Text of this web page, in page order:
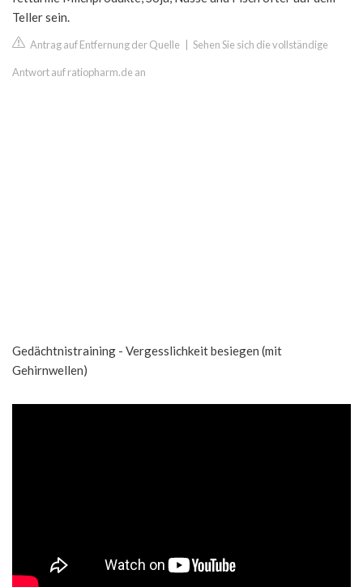
Teller sein.
Antrag auf Entfernung der Quelle Sehen Sie sich die vollständige
Antwort auf ratiopharm.de an
Gedächtnistraining - Vergesslichkeit besiegen (mit
Gehirnwellen)